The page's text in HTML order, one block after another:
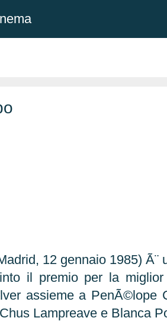
12 gennaio 1985) Ã¨
il premio per la
assieme a PenÃ©lope
Lampreave e Blanca